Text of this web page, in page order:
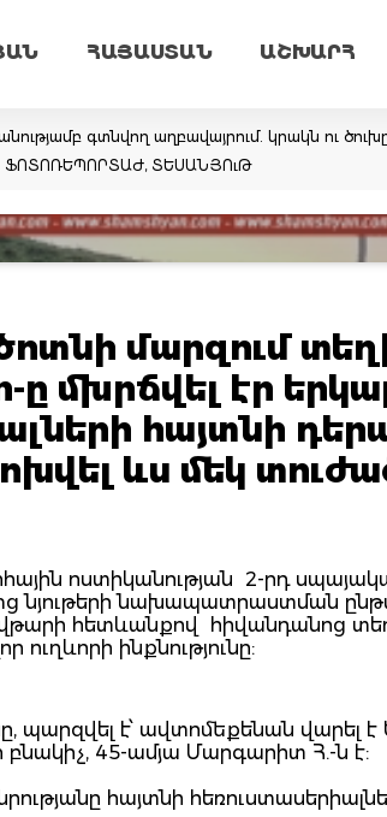
ՀԱՅԱՍՏԱՆ ԱՇԽԱՐՀ
գտնվող աղբավայրում. կրակն ու
ՖՈՏՈՌԵՊՈՐՏԱԺ, ՏԵՍԱՆՅՈւԹ
մարզում
ը մխրճվել էր
հայտնի
ևս մեկ
ոստիկանության 2-րդ
նյութերի նախապատրաստման
հետևանքով հիվանդանոց
ինքնությունը:
պարզվել է՝ ավտոմեքենան վարել է
45-ամյա Մարգարիտ Հ.-ն է:
հայտնի